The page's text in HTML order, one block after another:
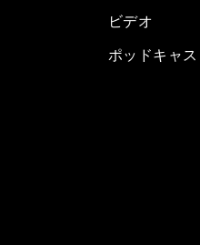
ビデオ
ポッドキャス